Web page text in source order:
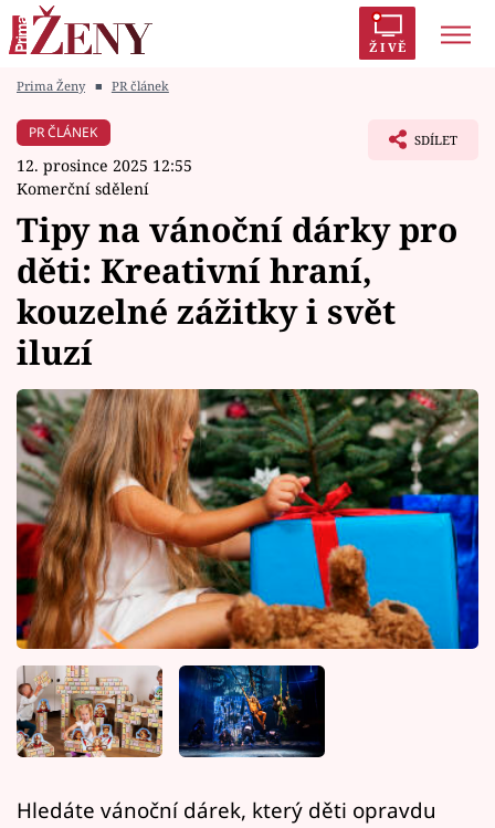
ŽIVĚ
Módní alarm
Témata
Celebrity
Vztahy
Seriály
Horoskopy
Sledujte prima+
Filmový festival Karlovy Vary
Pořady
Mámy sobě
Prima Ženy ■ PR článek
PR ČLÁNEK
12. prosince 2025 12:55
Komerční sdělení
SDÍLET
Tipy na vánoční dárky pro
děti: Kreativní hraní,
kouzelné zážitky i svět
iluzí
Hledáte vánoční dárek, který děti opravdu